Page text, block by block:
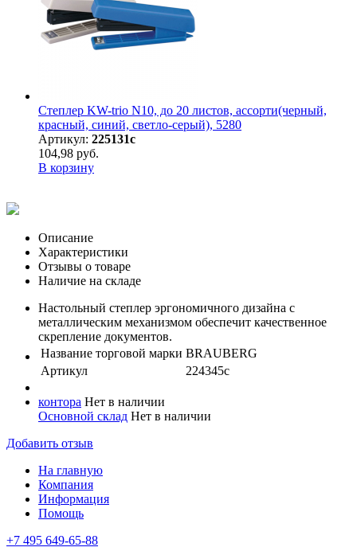
Степлер KW-trio N10, до 20 листов, ассорти(черный,
красный, синий, светло-серый), 5280
Артикул: 225131с
104,98 руб.
В корзину
Описание
Характеристики
Отзывы о товаре
Наличие на складе
Настольный степлер эргономичного дизайна с
металлическим механизмом обеспечит качественное
скрепление документов.
Название торговой марки BRAUBERG
Артикул
224345с
контора Нет в наличии
Основной склад Нет в наличии
Добавить отзыв
На главную
Компания
Информация
Помощь
+7 495 649-65-88